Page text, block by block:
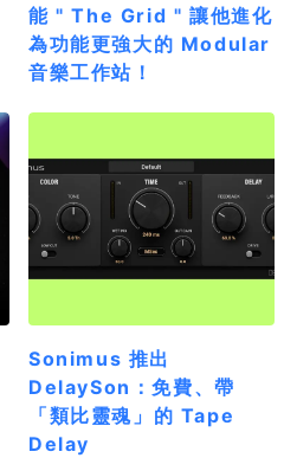
能 " The Grid " 讓他進化
為功能更強大的 Modular
音樂工作站！
Sonimus 推出
DelaySon：免費、帶
「類比靈魂」的 Tape
Delay